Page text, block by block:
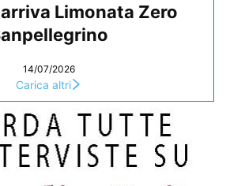
Limonata Zero
14/07/2026
Carica altri